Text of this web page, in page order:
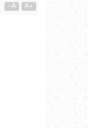
-A A+